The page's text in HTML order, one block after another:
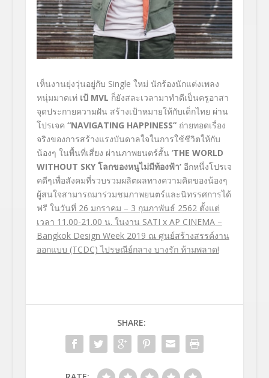
เห็นงานยุ่งวุ่นอยู่กับ Single ใหม่ นักร้องนักแต่งเพลง
หนุ่มมาดเท่ เป้ MVL ก็ยังสละเวลามาทำดีเป็นครูอาสา
จุดประกายความฝัน สร้างเป้าหมายให้กับเด็กไทย ผ่าน
โปรเจค “NAVIGATING HAPPINESS” ถ่ายทอดเรื่อง
จริงของการสร้างแรงบันดาลใจในการใช้ชีวิตให้กับ
น้องๆ ในพื้นที่เสี่ยง ผ่านภาพยนตร์สั้น ‘THE WORLD
WITHOUT SKY โลกของหนูไม่มีท้องฟ้า’อีกหนึ่งโปรเจ
คดีๆเพื่อสังคมที่รวบรวมผลิตผลทางความคิดของน้องๆ
ผู้สนใจสามารถมาร่วมชมภาพยนตร์และนิทรรศการได้
ฟรี ในวันที่ 26 มกราคม – 3 กุมภาพันธ์ 2562 ตั้งแต่
เวลา 11.00-21.00 น. ในงาน SATI x AP CINEMA –
Bangkok Design Week 2019 ณ ศูนย์สร้างสรรค์งาน
ออกแบบ (TCDC) ไปรษณีย์กลาง บางรัก ห้ามพลาด!
SHARE: